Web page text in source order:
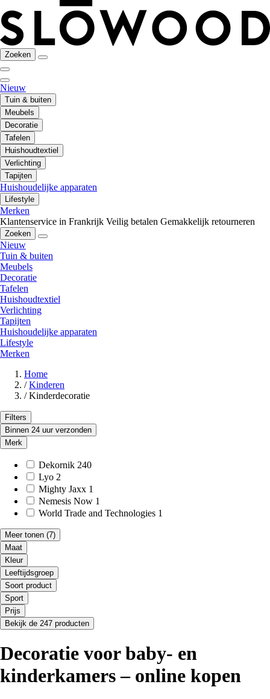
Zoeken
Nieuw
Tuin & buiten
Meubels
Decoratie
Tafelen
Huishoudtextiel
Verlichting
Tapijten
Huishoudelijke apparaten
Lifestyle
Merken
Klantenservice in Frankrijk Veilig betalen Gemakkelijk retourneren
Zoeken
Nieuw
Tuin & buiten
Meubels
Decoratie
Tafelen
Huishoudtextiel
Verlichting
Tapijten
Huishoudelijke apparaten
Lifestyle
Merken
Home
/ Kinderen
/ Kinderdecoratie
Filters
Binnen 24 uur verzonden
Merk
Dekornik 240
Lyo 2
Mighty Jaxx 1
Nemesis Now 1
World Trade and Technologies 1
Meer tonen (7)
Maat
Kleur
Leeftijdsgroep
Soort product
Sport
Prijs
Bekijk de 247 producten
Decoratie voor baby- en
kinderkamers – online kopen